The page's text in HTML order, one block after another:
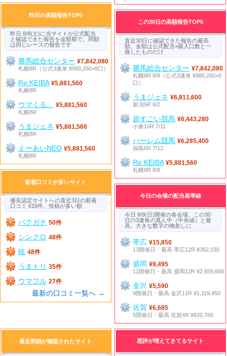
昨日の高額報告TOP5
昨日 8/8(土)に当サイトが公式配当
と確認できた報告を金額順で。同額
は同じレースの報告です
勝馬総合センター ¥7,842,080
札幌8R（公式3連単 ¥980,260×8口）
Re:KEIBA ¥5,881,560
札幌8R
ウマくる。
¥5,881,560
札幌8R
うまジェネ ¥5,881,560
札幌8R
えーあいNEO ¥5,881,560
札幌8R
この30日の高額報告TOP5
直近30日に確認できた報告の最高
額。金額は公式配当×購入口数と一
致したものだけ
勝馬総合センター ¥7,842,080
札幌8R 8/8（公式3連単 ¥980,260×8
口）
うまジェネ ¥6,811,600
新潟5R 8/2
超すごい競馬 ¥6,443,280
小倉10R 7/11
ハーレム競馬 ¥6,285,400
福島6R 7/12
Re:KEIBA ¥5,881,560
札幌8R 8/8
新着口コミが多いサイト
優良認定サイトへの直近3日の新着
口コミ 616件。投稿が多い順
バクガチ 50件
シンクロ 48件
暁 48件
うまトリ 35件
ウマフル 27件
最新の口コミ一覧へ →
今日の会場の配当基準線
今日 8/9(日)開催の各会場、この30
日の3連単の真ん中（中央値）と最
高。大きな数字の物差しに
帯広¥15,850
13開催日・最高 帯広12R ¥362,030
盛岡¥9,495
12開催日・最高 盛岡12R ¥2,659,660
金沢¥5,590
9開催日・最高 金沢11R ¥1,119,450
佐賀¥6,685
5開催日・最高 佐賀4R ¥620,760
悪評が増えてきてるサイト
最近閉鎖が確認されたサイト